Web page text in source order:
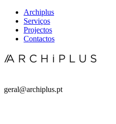
Archiplus
Serviços
Projectos
Contactos
geral@archiplus.pt